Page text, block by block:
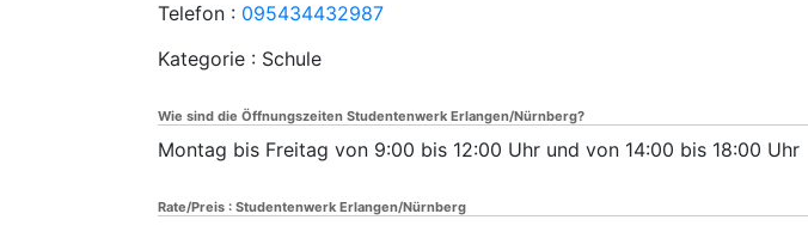
Telefon : 095434432987
Kategorie : Schule
Wie sind die Öffnungszeiten Studentenwerk Erlangen/Nürnberg?
Montag bis Freitag von 9:00 bis 12:00 Uhr und von 14:00 bis 18:00 Uhr
Rate/Preis : Studentenwerk Erlangen/Nürnberg